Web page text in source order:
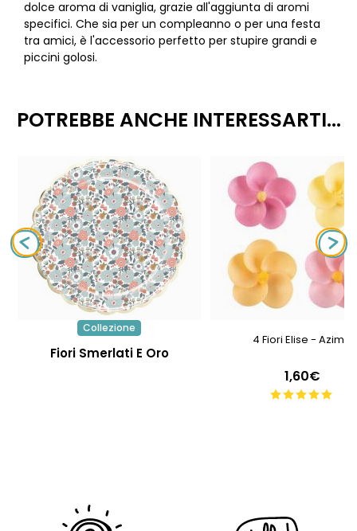
dolce aroma di vaniglia, grazie all'aggiunta di aromi
specifici. Che sia per un compleanno o per una festa
tra amici, è l'accessorio perfetto per stupire grandi e
piccini golosi.
POTREBBE ANCHE INTERESSARTI...
Collezione
Fiori Smerlati E Oro
4 Fiori Elise - Azimo
1,60€